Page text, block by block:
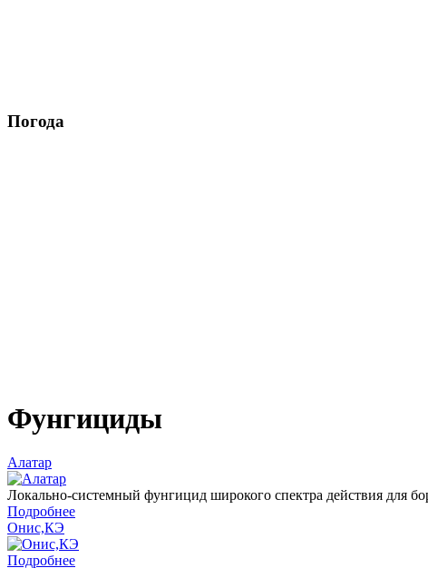
Погода
Фунгициды
Алатар
Локально-системный фунгицид широкого спектра действия для
Подробнее
Онис,КЭ
Подробнее